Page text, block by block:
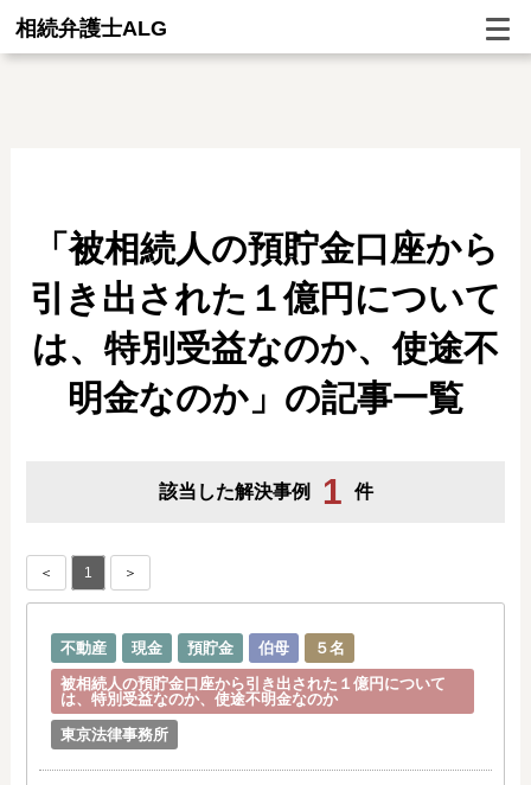
相続弁護士ALG
「被相続人の預貯金口座から
引き出された１億円について
は、特別受益なのか、使途不
明金なのか」の記事一覧
該当した解決事例 1 件
＜ 1 ＞
不動産 現金 預貯金 伯母
５名
被相続人の預貯金口座から引き出された１億円について
は、特別受益なのか、使途不明金なのか
東京法律事務所